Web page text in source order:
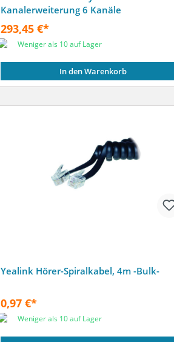
Kanalerweiterung 6 Kanäle
293,45 €*
Weniger als 10 auf Lager
In den Warenkorb
Yealink Hörer-Spiralkabel, 4m -Bulk-
0,97 €*
Weniger als 10 auf Lager